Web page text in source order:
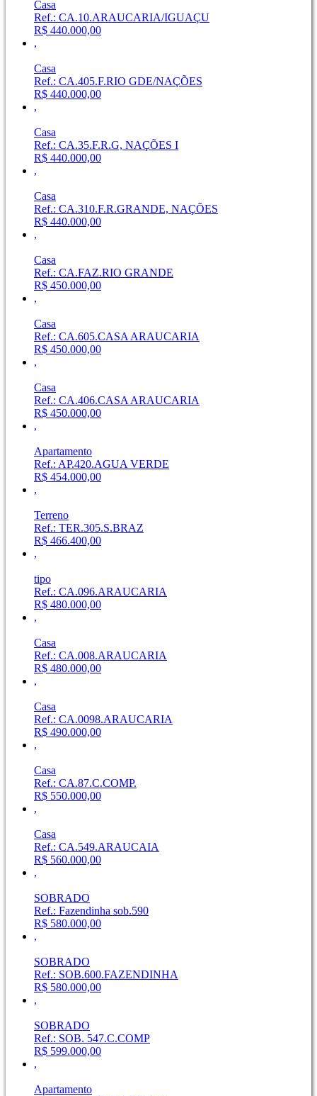
Casa
Ref.: CA.10.ARAUCARIA/IGUAÇU
R$ 440.000,00
,
Casa
Ref.: CA.405.F.RIO GDE/NAÇÕES
R$ 440.000,00
,
Casa
Ref.: CA.35.F.R.G, NAÇÕES I
R$ 440.000,00
,
Casa
Ref.: CA.310.F.R.GRANDE, NAÇÕES
R$ 440.000,00
,
Casa
Ref.: CA.FAZ.RIO GRANDE
R$ 450.000,00
,
Casa
Ref.: CA.605.CASA ARAUCARIA
R$ 450.000,00
,
Casa
Ref.: CA.406.CASA ARAUCARIA
R$ 450.000,00
,
Apartamento
Ref.: AP.420.AGUA VERDE
R$ 454.000,00
,
Terreno
Ref.: TER.305.S.BRAZ
R$ 466.400,00
,
tipo
Ref.: CA.096.ARAUCARIA
R$ 480.000,00
,
Casa
Ref.: CA.008.ARAUCARIA
R$ 480.000,00
,
Casa
Ref.: CA.0098.ARAUCARIA
R$ 490.000,00
,
Casa
Ref.: CA.87.C.COMP.
R$ 550.000,00
,
Casa
Ref.: CA.549.ARAUCAIA
R$ 560.000,00
,
SOBRADO
Ref.: Fazendinha sob.590
R$ 580.000,00
,
SOBRADO
Ref.: SOB.600.FAZENDINHA
R$ 580.000,00
,
SOBRADO
Ref.: SOB. 547.C.COMP
R$ 599.000,00
,
Apartamento